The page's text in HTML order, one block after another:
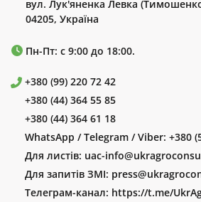
вул. Лук'яненка Левка
04205, Україна
Пн-Пт: с 9:00 до 18:00.
+380 (99) 220 72 42
+380 (44) 364 55 85
+380 (44) 364 61 18
WhatsApp / Telegram / Viber: +380
Для листів: uac-
Для запитів ЗМІ:
Телеграм-канал: https://t.me/